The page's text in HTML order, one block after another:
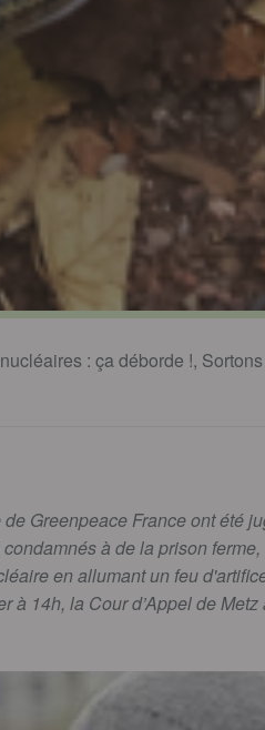
: ça déborde !,
Greenpeace France ont été
à de la prison
en allumant un feu
à 14h, la Cour d’Appel de